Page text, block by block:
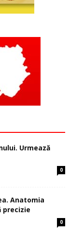
Urmează
0
Anatomia
precizie
0